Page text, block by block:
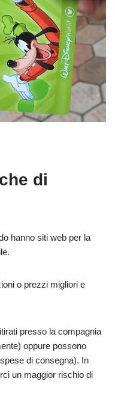
di
hanno siti web per la
o prezzi migliori e
presso la compagnia
oppure possono
di consegna). In
un maggior rischio di